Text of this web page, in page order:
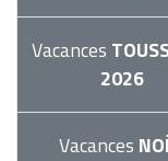
Vacances
2026
Vacances